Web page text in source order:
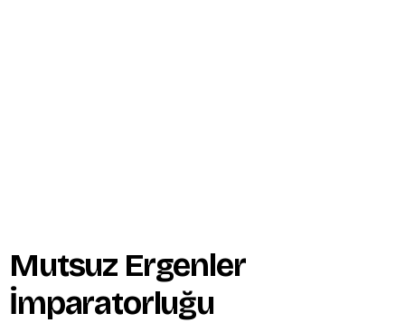
Mutsuz Ergenler
İmparatorluğu